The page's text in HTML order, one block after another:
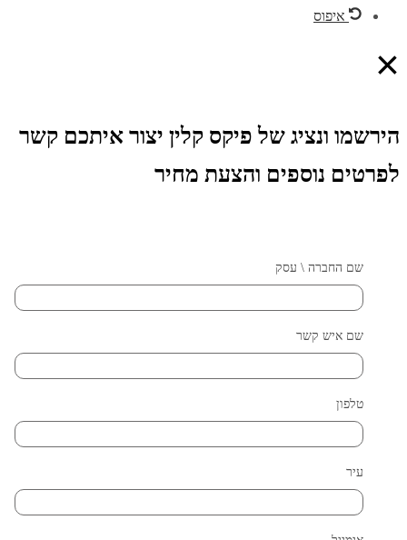
איפוס
×
הירשמו ונציג של פיקס קלין יצור איתכם קשר
לפרטים נוספים והצעת מחיר
שם החברה \ עסק
שם איש קשר
טלפון
עיר